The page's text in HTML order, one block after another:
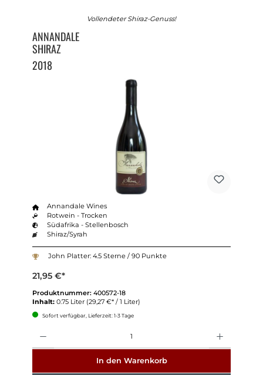
Vollendeter Shiraz-Genuss!
ANNANDALE
SHIRAZ
2018
Annandale Wines
Rotwein - Trocken
Südafrika - Stellenbosch
Shiraz/Syrah
John Platter: 4.5 Sterne / 90 Punkte
21,95 €*
Produktnummer: 400572-18
Inhalt: 0.75 Liter (29,27 €* / 1 Liter)
Sofort verfügbar, Lieferzeit: 1-3 Tage
In den Warenkorb